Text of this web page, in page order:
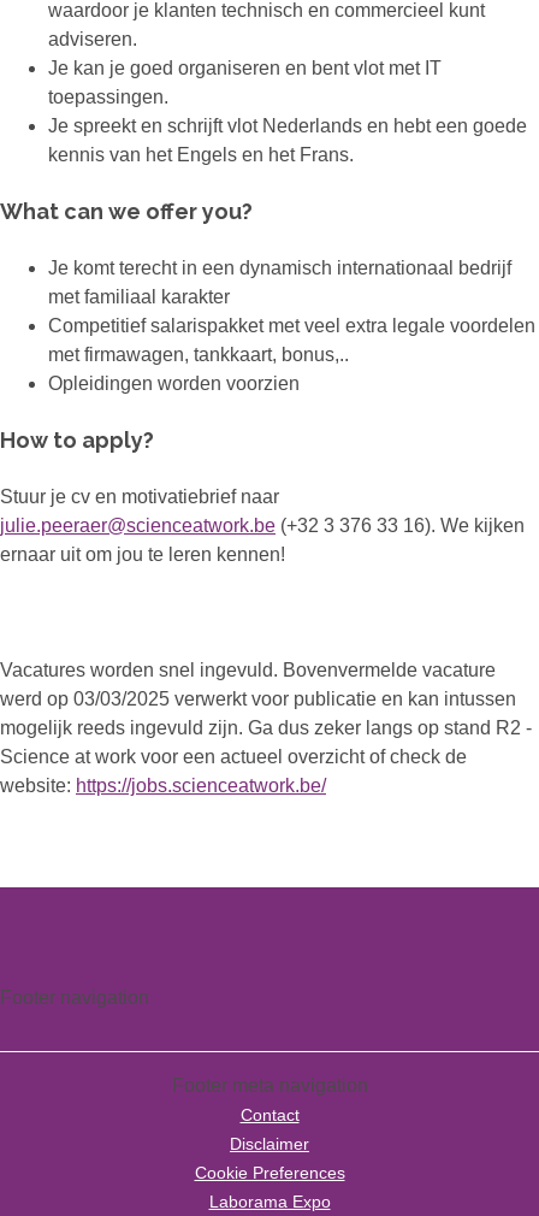
waardoor je klanten technisch en commercieel kunt
adviseren.
Je kan je goed organiseren en bent vlot met IT
toepassingen.
Je spreekt en schrijft vlot Nederlands en hebt een goede
kennis van het Engels en het Frans.
What can we offer you?
Je komt terecht in een dynamisch internationaal bedrijf
met familiaal karakter
Competitief salarispakket met veel extra legale voordelen
met firmawagen, tankkaart, bonus,..
Opleidingen worden voorzien
How to apply?
Stuur je cv en motivatiebrief naar
julie.peeraer@scienceatwork.be (+32 3 376 33 16). We kijken
ernaar uit om jou te leren kennen!
Vacatures worden snel ingevuld. Bovenvermelde vacature
werd op 03/03/2025 verwerkt voor publicatie en kan intussen
mogelijk reeds ingevuld zijn. Ga dus zeker langs op stand R2 -
Science at work voor een actueel overzicht of check de
website: https://jobs.scienceatwork.be/
Footer navigation
Footer meta navigation
Contact
Disclaimer
Cookie Preferences
Laborama Expo